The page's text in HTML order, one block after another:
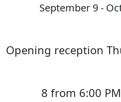
September 9 -
Opening reception
8 from 6:00